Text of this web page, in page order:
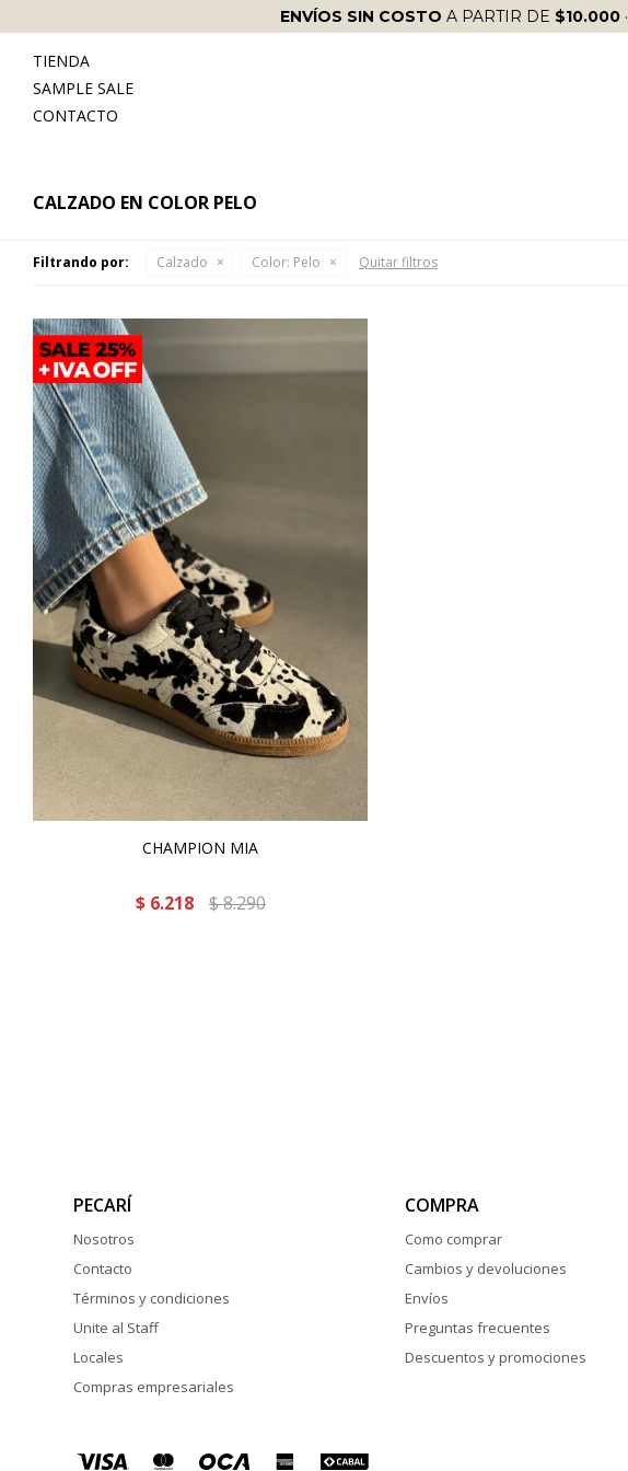
ENVÍOS SIN COSTO A PARTIR DE $10.000·
TIENDA
SAMPLE SALE
CONTACTO
CALZADO EN COLOR PELO
Filtrando por: Calzado Color: Pelo Quitar filtros
CHAMPION MIA
$ 6.218 $8.290
PECARÍ
Nosotros
Contacto
Términos y condiciones
Unite al Staff
Locales
Compras empresariales
COMPRA
Como comprar
Cambios y devoluciones
Envíos
Preguntas frecuentes
Descuentos y promociones